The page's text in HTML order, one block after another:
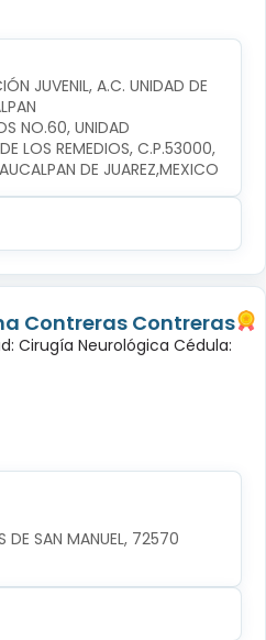
JUVENIL, A.C. UNIDAD DE
NO.60, UNIDAD
LOS REMEDIOS, C.P.53000,
DE JUAREZ,MEXICO
Contreras Contreras
Cirugía Neurológica Cédula:
DE SAN MANUEL, 72570